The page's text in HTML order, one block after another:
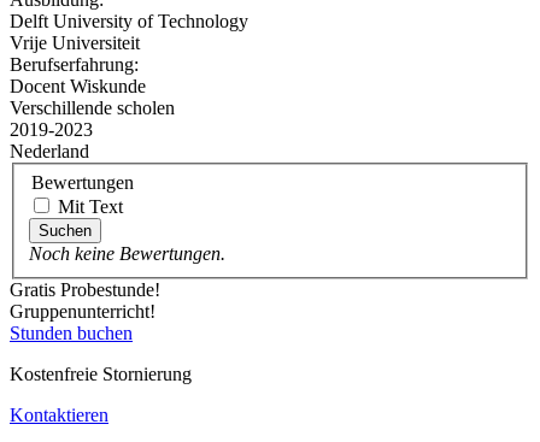
Delft University of Technology
Vrije Universiteit
Berufserfahrung:
Docent Wiskunde
Verschillende scholen
2019-2023
Nederland
Bewertungen
Mit Text
Suchen
Noch keine Bewertungen.
Gratis Probestunde!
Gruppenunterricht!
Stunden buchen
Kostenfreie Stornierung
Kontaktieren